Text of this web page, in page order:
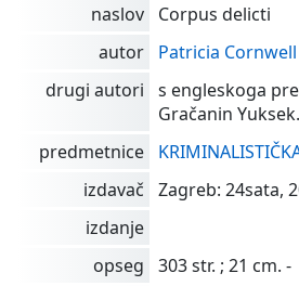
naslov
Corpus delicti
autor
Patricia Cornwell
drugi autori
s engleskoga
Gračanin Yuksek.
predmetnice
izdavač
Zagreb: 24sata,
izdanje
opseg
303 str. ; 21 cm. -